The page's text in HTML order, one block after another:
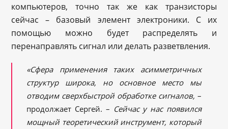
компьютеров, точно так же как транзисторы
сейчас – базовый элемент электроники. С их
помощью можно будет распределять и
перенаправлять сигнал или делать разветвления.
«Сфера применения таких асимметричных
структур широка, но основное место мы
отводим сверхбыстрой обработке сигналов, –
продолжает Сергей. – Сейчас у нас появился
мощный теоретический инструмент, который